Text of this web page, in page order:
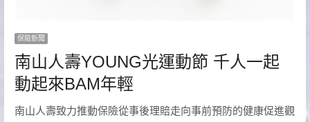
保險新聞
南山人壽YOUNG光運動節 千人一起
動起來BAM年輕
南山人壽致力推動保險從事後理賠走向事前預防的健康促進觀